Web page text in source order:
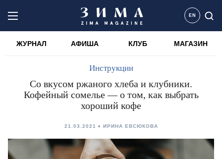
EN
ЖУРНАЛ АФИША КЛУБ МАГАЗИН
Инструкции
Со вкусом ржаного хлеба и клубники.
Кофейный сомелье — о том, как выбрать
хороший кофе
21.03.2021 ИРИНА ЕВСЮКОВА